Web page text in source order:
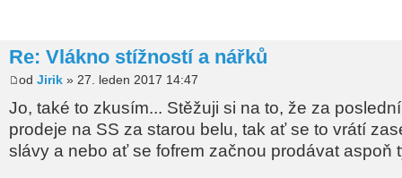
Re: Vlákno stížností a nářků
od Jirik » 27. leden 2017 14:47
Jo, také to zkusím... Stěžuji si na to, že za
prodeje na SS za starou belu, tak ať se to vrátí
slávy a nebo ať se fofrem začnou prodávat aspoň